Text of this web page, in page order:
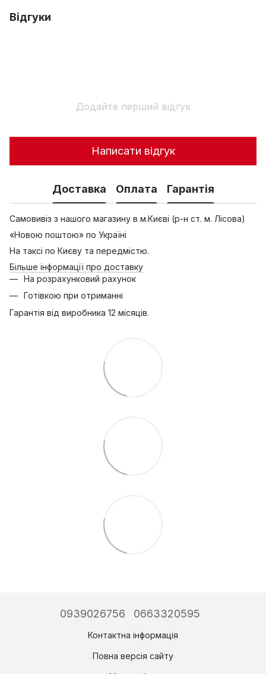
Відгуки
Додайте перший відгук
Написати відгук
Доставка Оплата Гарантія
Самовивіз з нашого магазину в м.Києві (р-н ст. м. Лісова)
«Новою поштою» по Україні
На таксі по Києву та передмістю.
Більше інформації про доставку
На розрахунковий рахунок
Готівкою при отриманні
Гарантія від виробника 12 місяців.
0939026756 0663320595
Контактна інформація
Повна версія сайту